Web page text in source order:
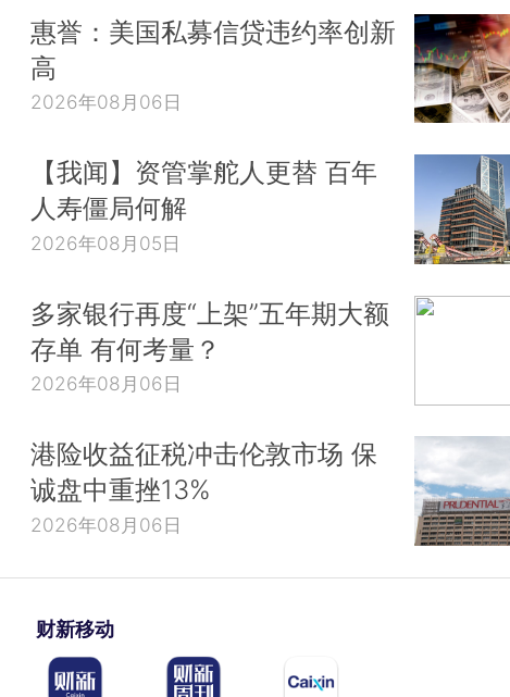
惠誉：美国私募信贷违约率创新
高
2026年08月06日
【我闻】资管掌舵人更替 百年
人寿僵局何解
2026年08月05日
多家银行再度“上架”五年期大额
存单 有何考量？
2026年08月06日
港险收益征税冲击伦敦市场 保
诚盘中重挫13%
2026年08月06日
财新移动